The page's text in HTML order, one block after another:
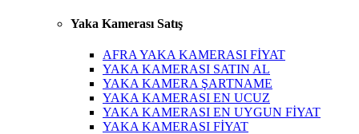
Yaka Kamerası Satış
AFRA YAKA KAMERASI FİYAT
YAKA KAMERASI SATIN AL
YAKA KAMERA ŞARTNAME
YAKA KAMERASI EN UCUZ
YAKA KAMERASI EN UYGUN FİYAT
YAKA KAMERASI FİYAT